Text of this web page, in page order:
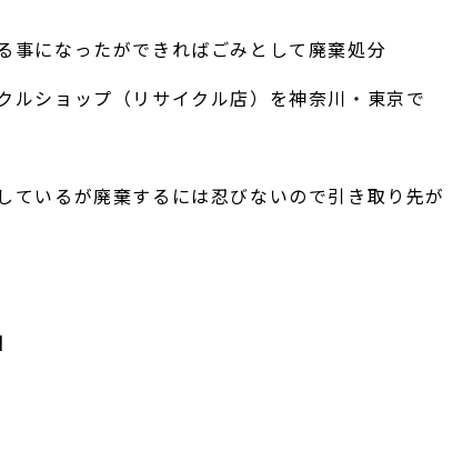
事になったができればごみとして廃棄処分
ショップ（リサイクル店）を神奈川・東京で
ているが廃棄するには忍びないので引き取り先が